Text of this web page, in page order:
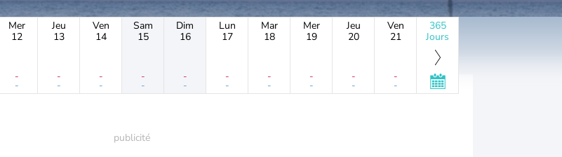
Mer
12
-
-
Jeu
13
-
-
Ven
14
-
-
Sam
15
-
-
Dim
16
-
-
Lun
17
-
-
Mar
18
-
-
Mer
19
-
-
Jeu
20
-
-
Ven
21
-
-
365
Jours